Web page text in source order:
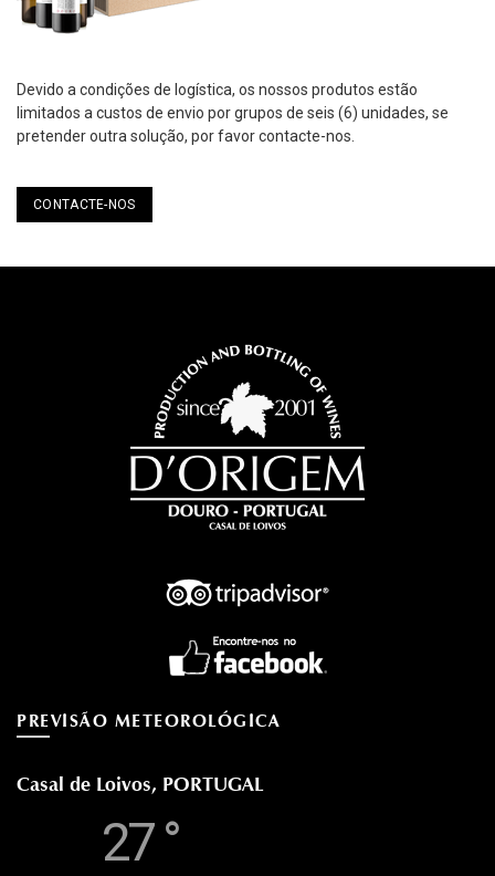
Devido a condições de logística, os nossos produtos estão
limitados a custos de envio por grupos de seis (6) unidades, se
pretender outra solução, por favor contacte-nos.
CONTACTE-NOS
PREVISÃO METEOROLÓGICA
Casal de Loivos, PORTUGAL
27 °